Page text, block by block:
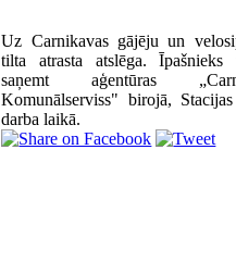
Uz Carnikavas gājēju un
tilta atrasta atslēga.
saņemt aģentūras
Komunālserviss" birojā,
darba laikā.